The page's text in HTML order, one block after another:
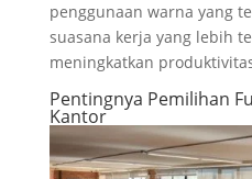
penggunaan warna yang
suasana kerja yang lebih
meningkatkan
Pentingnya Pemilihan
Kantor